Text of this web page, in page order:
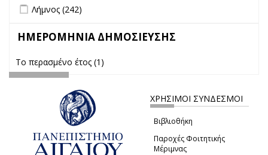
Apply Λήμνος filter
Λήμνος (242)
ΗΜΕΡΟΜΗΝΙΑ ΔΗΜΟΣΙΕΥΣΗΣ
Το περασμένο έτος (1)
ΧΡΗΣΙΜΟΙ ΣΥΝΔΕΣΜΟΙ
Βιβλιοθήκη
Παροχές Φοιτητικής
Μέριμνας